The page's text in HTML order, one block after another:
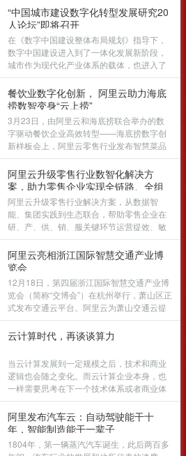
合作中心副主任李毅锴，联合国贸易和发展
会议可持续投资理事会主任欧阳永福（线
上）出席专题研讨并进行主旨发言，工业和
信息化部国际经济技术合作中心信息化研究
所所长李苑主持。
“中国城市建设数字化转型发展研究20
人论坛”即将召开
在《数字中国建设整体布局规划》指导下，
数字中国建设进入到了一体化发展新阶段，
城市作为现代化产业体系的载体，也进入了
全新的发展阶段。党的二十大报告指出，要
推动经济实现质的有效提升和量的合理增
长，新发展格局下，中国城市建设实现转型
升级特别是数字化转型升级进而实现高质量
发展，是推动经济质的有效提升和量的合理
增长的重要方面。应用好人工智能等数字技
术，统筹好城市建设实体空间和数字空间的
低碳化变革等，是创新中国城市数字化发展
的必然路径，对于在中国打造一批国际领先
的数字新型城市具有重要意义。
餐饮业数字化创新， 阿里云助力海底
捞数智变身“云上捞”
3月23日，由阿里云和海底捞联合举办的数
字驱动餐饮企业高效转型——海底捞数字创
新样板会上，阿里云零售行业发布智慧菜品
库解决方案，结合算法、大数据洞察和分析
能力，打造菜品全生命周期管理平台，协助
餐饮门店经理优化菜品结构，加速菜品创
新，满足消费者多种口味偏好。
阿里云升级零售行业数智化解决方
案，助力零售企业实现全链路、全组
织、全场景的数字化增长
阿里云升级零售行业解决方案，从数据智
能、集团实践到生态联合，帮助零售企业在
研、产、供、销、服关键环节运营提效、敏
捷创新
阿里云亮相浙江国际智慧交通产业博
览会
12月18日，第四届浙江国际智慧交通产业博
览会（简称“交博会”）在杭州举行，萧山区正
式发布交通云平台。阿里云为萧山交通云提
供统一的云基础平台及数字孪生仿真底座，
并将联合生态伙伴打造“交通云产业联盟”，以
数字技术助力萧山智慧交通先行先试
云计算时代，再谈谈算力
当云计算发展到一定规模之后，技术和商业
逻辑也会随之变化。而云计算企业本身，也
一样需要思考在下一个技术体系或者商业体
系下，自己的定位是什么，能力是什么。
阿里发布汽车云：自动驾驶能干十
年，智能制造能干一辈子
1804年，第一辆蒸汽汽车诞生，此后两百多